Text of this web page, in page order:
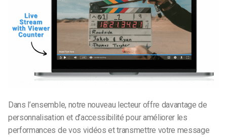
Dans l’ensemble, notre nouveau lecteur offre davantage de
personnalisation et d’accessibilité pour améliorer les
performances de vos vidéos et transmettre votre message